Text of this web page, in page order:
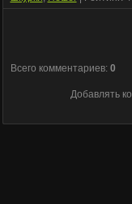
Всего комментариев: 0
Добавлять